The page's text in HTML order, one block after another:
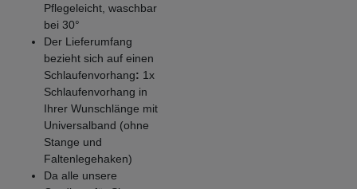
Pflegeleicht, waschbar
bei 30°
Der Lieferumfang
bezieht sich auf einen
Schlaufenvorhang: 1x
Schlaufenvorhang in
Ihrer Wunschlänge mit
Universalband (ohne
Stange und
Faltenlegehaken)
Da alle unsere